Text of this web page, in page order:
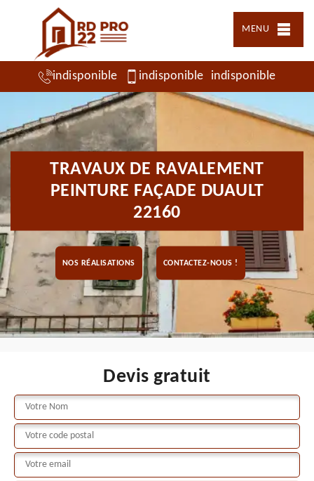
MENU
indisponible indisponible indisponible
TRAVAUX DE RAVALEMENT
PEINTURE FAÇADE DUAULT
22160
NOS RÉALISATIONS CONTACTEZ-NOUS !
Devis gratuit